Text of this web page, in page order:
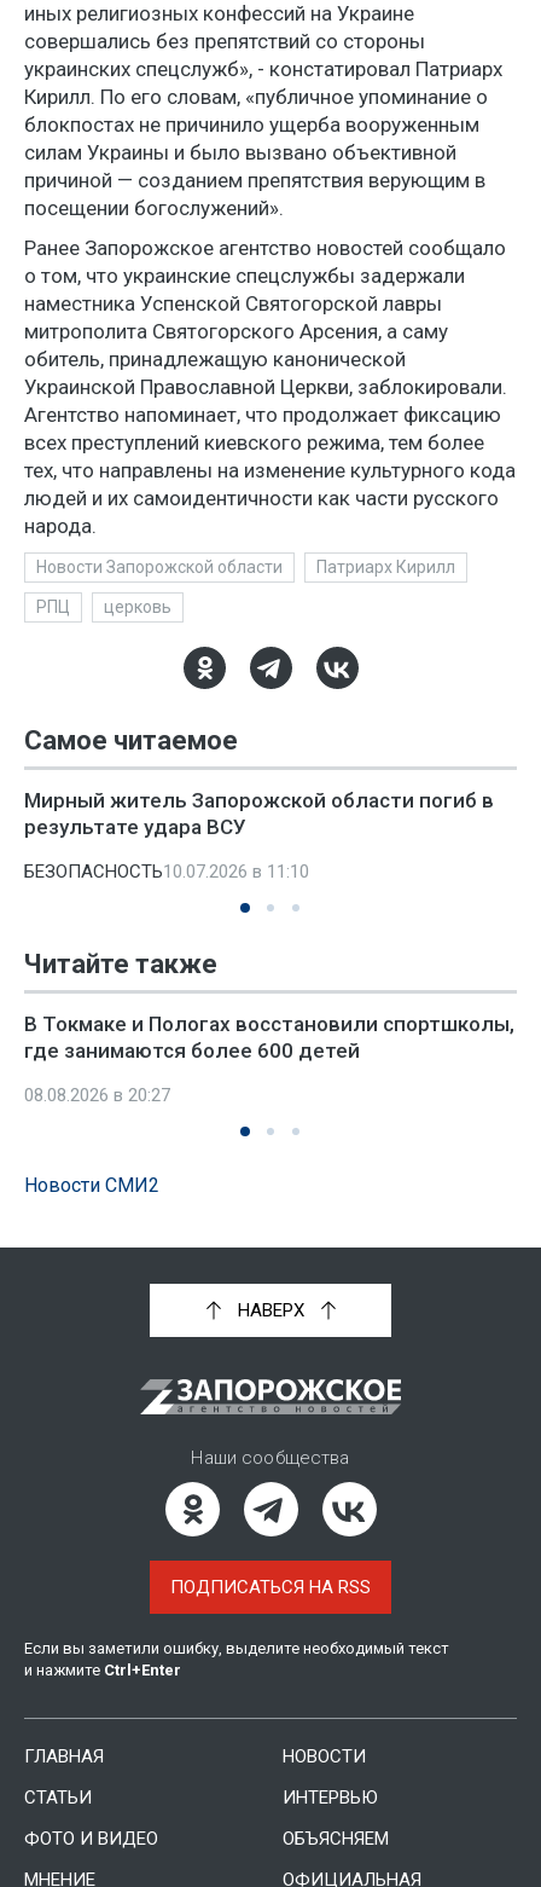
иных религиозных конфессий на Украине
совершались без препятствий со стороны
украинских спецслужб», - констатировал Патриарх
Кирилл. По его словам, «публичное упоминание о
блокпостах не причинило ущерба вооруженным
силам Украины и было вызвано объективной
причиной — созданием препятствия верующим в
посещении богослужений».
Ранее Запорожское агентство новостей сообщало
о том, что украинские спецслужбы задержали
наместника Успенской Святогорской лавры
митрополита Святогорского Арсения, а саму
обитель, принадлежащую канонической
Украинской Православной Церкви, заблокировали.
Агентство напоминает, что продолжает фиксацию
всех преступлений киевского режима, тем более
тех, что направлены на изменение культурного кода
людей и их самоидентичности как части русского
народа.
Новости Запорожской области Патриарх Кирилл
РПЦ церковь
Самое читаемое
Мирный житель Запорожской области погиб в
результате удара ВСУ
БЕЗОПАСНОСТЬ10.07.2026 в 11:10
Читайте также
В Токмаке и Пологах восстановили спортшколы,
где занимаются более 600 детей
08.08.2026 в 20:27
Новости СМИ2
НАВЕРХ
Наши сообщества
ПОДПИСАТЬСЯ НА RSS
Если вы заметили ошибку, выделите необходимый текст
и нажмите Ctrl +Enter
ГЛАВНАЯ
НОВОСТИ
СТАТЬИ
ИНТЕРВЬЮ
ФОТО И ВИДЕО
ОБЪЯСНЯЕМ
МНЕНИЕ
ОФИЦИАЛЬНАЯ